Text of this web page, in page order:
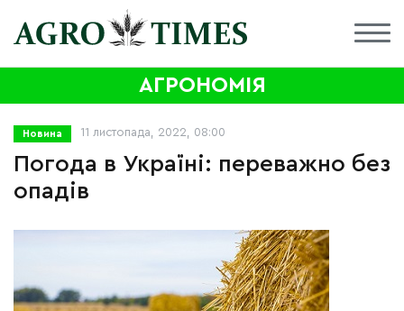
АГРОНОМІЯ
Новина 11 листопада, 2022, 08:00
Погода в Україні: переважно без
опадів